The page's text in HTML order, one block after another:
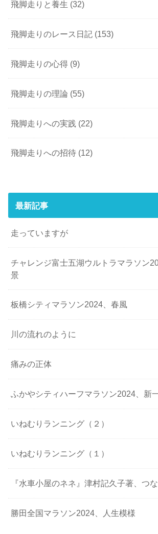
飛脚走りと養生 (32)
飛脚走りのレース日記 (153)
飛脚走りの心得 (9)
飛脚走りの理論 (55)
飛脚走りへの実践 (22)
飛脚走りへの招待 (12)
最新記事
走っていますが
チャレンジ富士五湖ウルトラマラソン
景
板橋シティマラソン2024、春風
川の流れのように
痛みの正体
ふかやシティハーフマラソン2024、新
いねむりランニング（２）
いねむりランニング（１）
『水車小屋のネネ』津村記久子著、つ
勝田全国マラソン2024、人生模様